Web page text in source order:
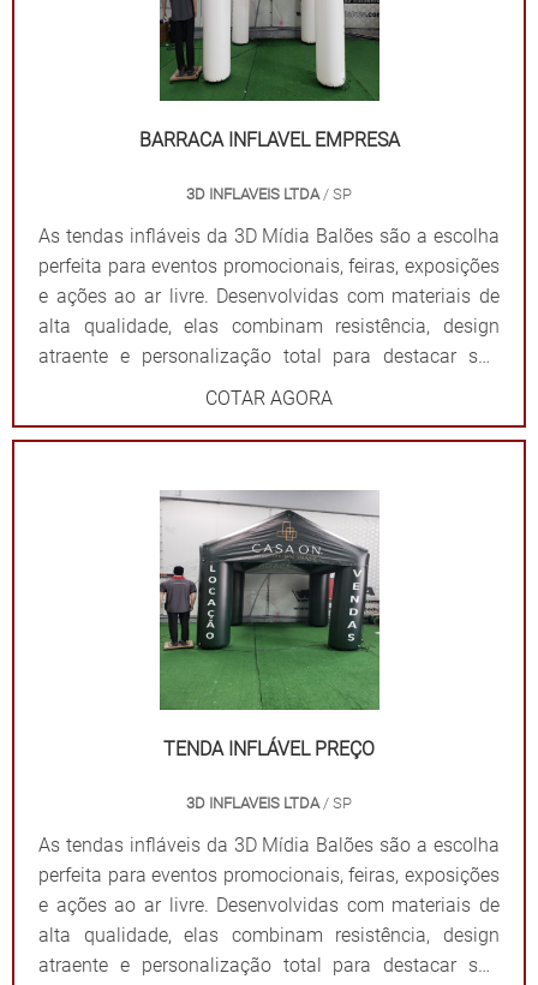
impressões exclusivas. Praticidade: Fácil transporte,
montagem e desmontagem. Durabilidade: Feitas com
materiais resistentes para uso frequente. Impacto
visual: Garantem destaque em meio a qualquer
inesquecível com uma solução que combina
funcionalidade e impacto visual!
BARRACA INFLAVEL EMPRESA
3D INFLAVEIS LTDA/ SP
As tendas infláveis da 3D Mídia Balões são a escolha
perfeita para eventos promocionais, feiras, exposições
e ações ao ar livre. Desenvolvidas com materiais de
alta qualidade, elas combinam resistência, design
atraente e personalização total para destacar sua
marca de forma impactante. Cada tenda é projetada
ampla visibilidade com cores vibrantes e áreas
mensagem. Além de proteger contra sol ou chuva,
elas criam um ponto de referência visual que atrai o
público e fortalece sua presença em qualquer evento.
Por que escolher as tendas infláveis da 3D Mídia
impressões exclusivas. Praticidade: Fácil transporte,
montagem e desmontagem. Durabilidade: Feitas com
materiais resistentes para uso frequente. Impacto
visual: Garantem destaque em meio a qualquer
inesquecível com uma solução que combina
funcionalidade e impacto visual!
COTAR AGORA
TENDA INFLÁVEL PREÇO
3D INFLAVEIS LTDA/ SP
As tendas infláveis da 3D Mídia Balões são a escolha
perfeita para eventos promocionais, feiras, exposições
e ações ao ar livre. Desenvolvidas com materiais de
alta qualidade, elas combinam resistência, design
atraente e personalização total para destacar sua